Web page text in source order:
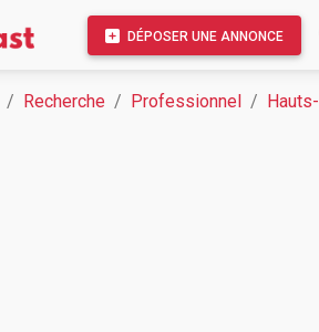
DÉPOSER UNE ANNONCE
Recherche Professionnel